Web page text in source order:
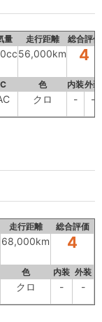
量 走行距離 総合評価
56,000km 4
色 内装外装
クロ - -
走行距離 総合評価
68,000km 4
色 内装 外装
クロ - -